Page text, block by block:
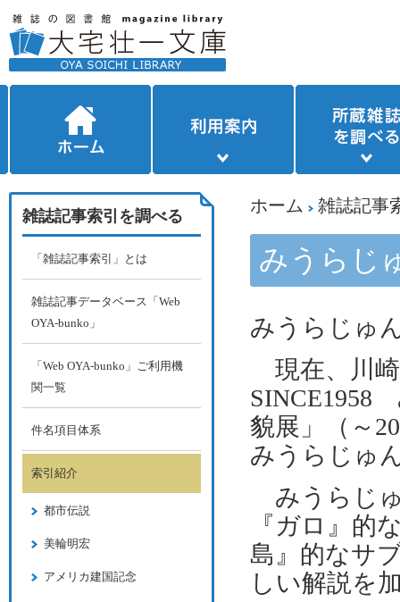
ホーム 雑誌記事
みうらじ
みうらじゅ
現在、川
SINCE1958
貌展」（～
みうらじゅ
みうらじ
『ガロ』的
島』的なサ
しい解説を
雑誌記事索引を調べる
「雑誌記事索引」とは
雑誌記事データベース「Web
OYA-bunko」
「Web OYA-bunko」ご利用機
関一覧
件名項目体系
索引紹介
都市伝説
美輪明宏
アメリカ建国記念